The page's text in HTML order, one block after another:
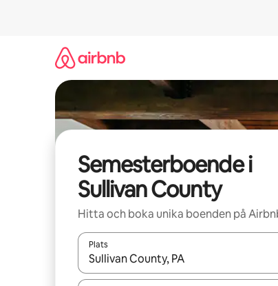
Semesterboende i
Sullivan County
Hitta och boka unika boenden på
Plats
När resultaten är tillgängliga kan du